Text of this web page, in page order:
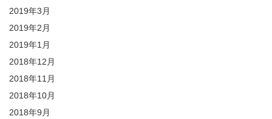
2019年3月
2019年2月
2019年1月
2018年12月
2018年11月
2018年10月
2018年9月